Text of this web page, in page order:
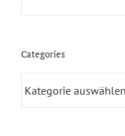
Categories
Categories